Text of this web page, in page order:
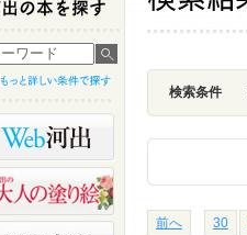
検索条件
前へ 30